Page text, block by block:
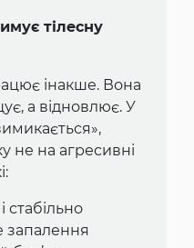
тілесну
інакше. Вона
а відновлює. У
не на агресивні
стабільно
запалення